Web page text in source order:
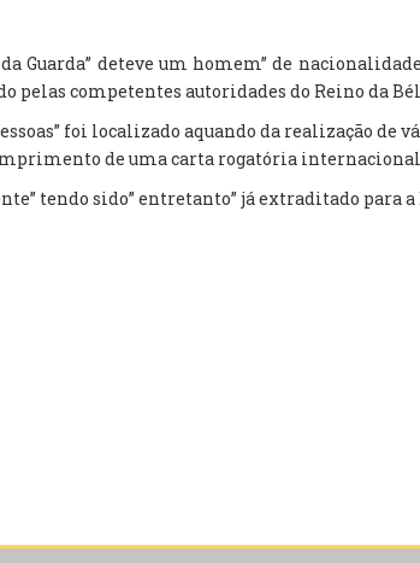
deteve um homem” de
pelas competentes autoridades do Reino da
foi localizado aquando da realização de
de uma carta rogatória
tendo sido” entretanto” já extraditado para a